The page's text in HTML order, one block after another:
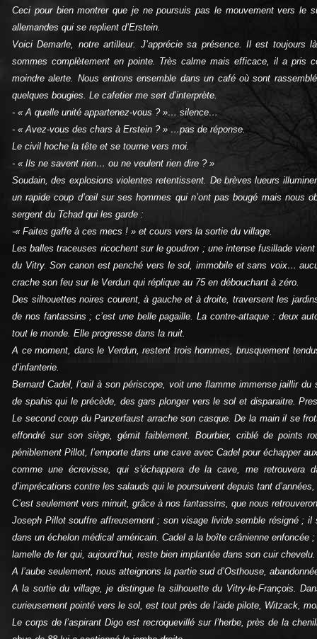
Ceci pour bien montrer que je ne poursuis pas le mouvement vers le
allemandes qui se replient d’Erstein.
Voici Demarle, notre artilleur. J’apprécie sa présence. Il est
sommes complètement en pointe. Très calme mais efficace, il a pris
moindre alerte. Nous entrons ensemble dans un café où sont
quelques bougies. Le cafetier me sert d’interprète.
- « A quelle unité appartenez-vous ? »… silence…
- « Avez-vous des chars à Erstein ? » …pas de réponse.
Le civil hoche la tête et se tourne vers moi.
- « Ils ne savent rien… ou ne veulent rien dire ? »
Soudain, des explosions violentes retentissent. De brèves lueurs
un rapide coup d’œil sur ses hommes qui n’ont pas bougé mais nous
sergent du Tchad qui les garde :
-« Faites gaffe à ces mecs ! » et cours vers la sortie du village.
Les balles traceuses ricochent sur le goudron ; une intense fusillade
du Vitry. Son canon est penché vers le sol, immobile et sans voix…
crache son feu sur le Verdun qui réplique au 75 en débouchant à zéro.
Des silhouettes noires courent, à gauche et à droite, traversent les
de nos fantassins ; c’est une belle pagaille. La contre-attaque : deux
tout le monde. Elle progresse dans la nuit.
A ce moment, dans le Verdun, restent trois hommes, brusquement
d’infanterie.
Bernard Cadel, l’œil à son périscope, voit une flamme immense jaillir du
de spahis qui le précède, des gars plonger vers le sol et disparaitre.
Le second coup du Panzerfaust arrache son casque. De la main il se
effondré sur son siège, gémit faiblement. Bourbier, criblé de points
péniblement Pillot, l’emporte dans une cave avec Cadel pour échapper
comme une écrevisse, qui s’échappera de la cave, me
d’imprécations contre les salauds qui le poursuivent depuis tant
C’est seulement vers minuit, grâce à nos fantassins, que nous
Joseph Pillot souffre affreusement ; son visage livide semble résigné ;
dans un échelon médical américain. Cadel a la boîte crânienne
lamelle de fer qui, aujourd’hui, reste bien implantée dans son cuir chevelu.
A l’aube seulement, nous atteignons la partie sud d’Osthouse,
A la sortie du village, je distingue la silhouette du Vitry-le-François.
curieusement pointé vers le sol, est tout près de l’aide pilote, Witzack,
Le corps de l’aspirant Digo est recroquevillé sur l’herbe, près de la